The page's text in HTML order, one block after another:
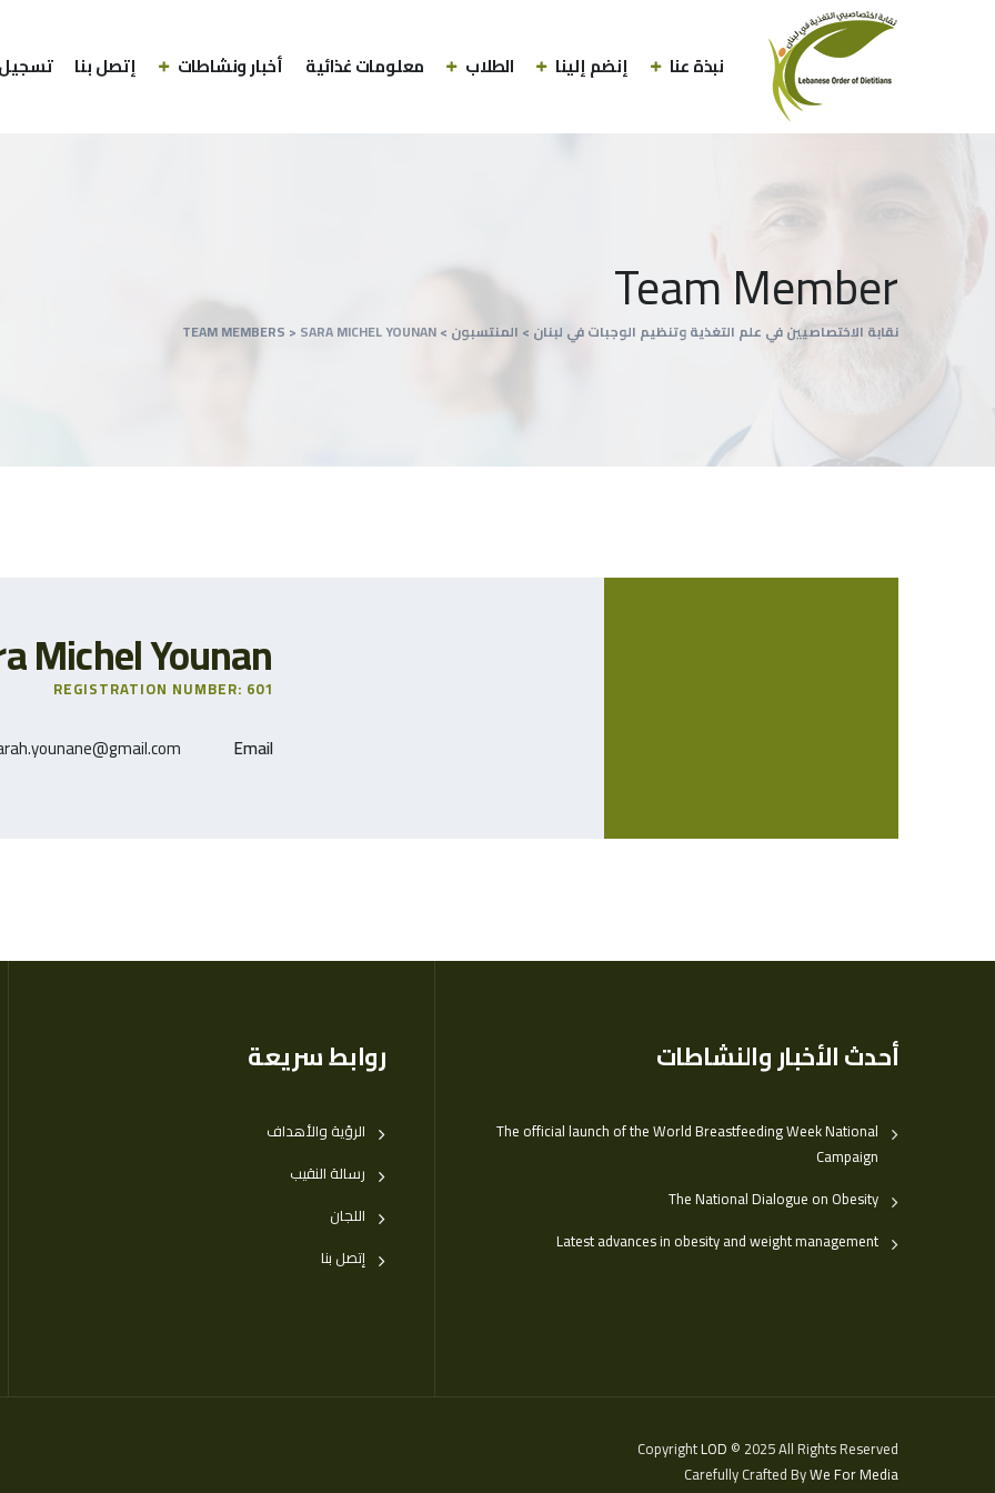
نبذة عنا إنضم إلينا الطلاب معلومات غذائية أخبار ونشاطات إتصل بنا
Team Member
نقابة الاختصاصيين في علم التغذية وتنظيم الوجبات في لبنان > المنتسبون >
TEAM MEMBERS > SARA MICHEL YOUNAN
Michel Younan
REGISTRATION NUMBER: 601
Email
أحدث الأخبار والنشاطات
The official launch of the World Breastfeeding Week National
Campaign
The National Dialogue on Obesity
Latest advances in obesity and weight management
روابط سريعة
الرؤية والأهداف
رسالة النقيب
اللجان
إتصل بنا
CopyrightLOD © 2025 All Rights Reserved
Carefully Crafted ByWe For Media